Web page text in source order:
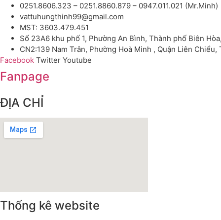
0251.8606.323 – 0251.8860.879 – 0947.011.021 (Mr.Minh)
vattuhungthinh99@gmail.com
MST: 3603.479.451
Số 23A6 khu phố 1, Phường An Bình, Thành phố Biên
CN2:139 Nam Trân, Phường Hoà Minh , Quận Liên Chiểu,
Facebook Twitter Youtube
Fanpage
ĐỊA CHỈ
Thống kê website